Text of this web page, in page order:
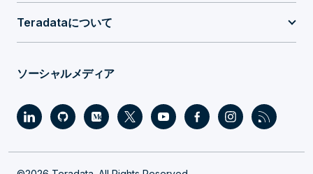
Teradataについて
ソーシャルメディア